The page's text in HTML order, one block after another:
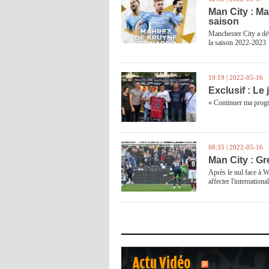
Man City :
saison
Manchester City a
la saison 2022-2023
19:19 | 2022-05-16
Exclusif : Le
« Continuer ma
08:35 | 2022-05-16
Man City :
Après le nul face à
affecter
Actu Vidéo
1 2